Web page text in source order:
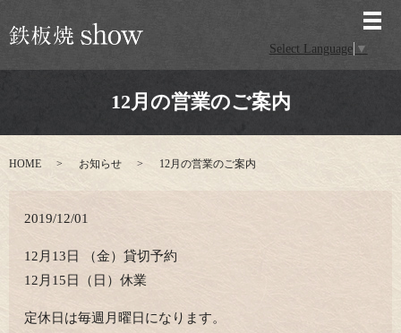
メ
Select Language ▼
12月の営業のご案内
HOME お知らせ 12月の営業のご案内
2019/12/01
12月13日 （金）貸切予約
12月15日（日）休業
定休日は毎週月曜日になります。